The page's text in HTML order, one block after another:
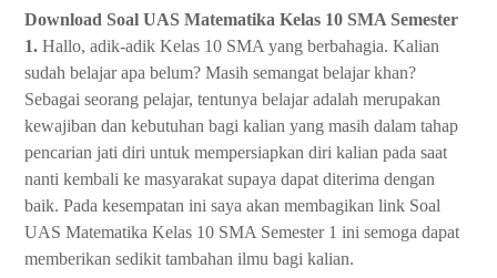
Download Soal UAS Matematika Kelas 10 SMA Semester
1. Hallo, adik-adik Kelas 10 SMA yang berbahagia. Kalian
sudah belajar apa belum? Masih semangat belajar khan?
Sebagai seorang pelajar, tentunya belajar adalah merupakan
kewajiban dan kebutuhan bagi kalian yang masih dalam tahap
pencarian jati diri untuk mempersiapkan diri kalian pada saat
nanti kembali ke masyarakat supaya dapat diterima dengan
baik. Pada kesempatan ini saya akan membagikan link Soal
UAS Matematika Kelas 10 SMA Semester 1 ini semoga dapat
memberikan sedikit tambahan ilmu bagi kalian.